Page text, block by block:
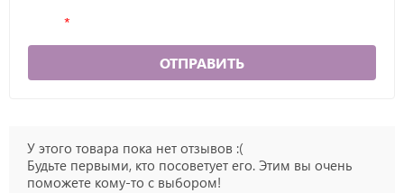
ОТПРАВИТЬ
У этого товара пока нет отзывов :(
Будьте первыми, кто посоветует его. Этим вы очень
поможете кому-то с выбором!